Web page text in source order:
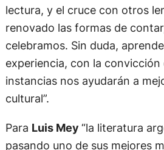
lectura, y el cruce con otros
renovado las formas de
celebramos. Sin duda,
experiencia, con la
instancias nos ayudarán a
cultural”.
Para Luis Mey “la literatura
pasando uno de sus mejores